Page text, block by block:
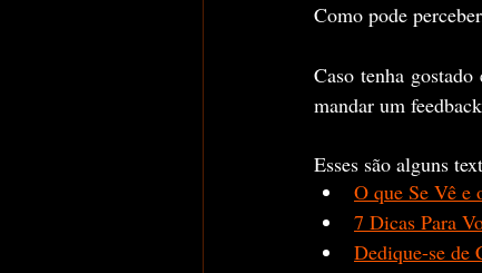
Como pode
Caso tenha
mandar um
Esses são alguns
O que Se Vê e
7 Dicas Para
Dedique-se de